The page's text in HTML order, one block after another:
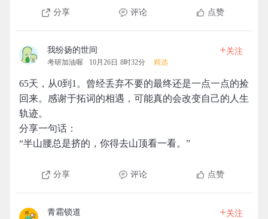
分享 评论 点赞
我纷扬的世间
考研加油喔 10月26日 8时32分 精选
+关注
65天，从0到1。曾经丢弃不要的最终还是一点一点的捡
回来。感谢于拓词的相遇，可能真的会改变自己的人生
轨迹。
分享一句话：
“半山腰总是挤的，你得去山顶看一看。”
分享 评论 点赞
青霜锁道 +关注